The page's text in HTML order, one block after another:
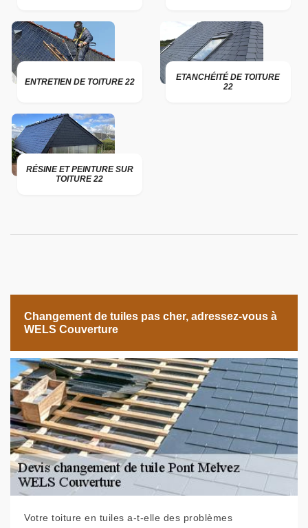
ENTRETIEN DE TOITURE 22
ETANCHÉITÉ DE TOITURE
22
RÉSINE ET PEINTURE SUR
TOITURE 22
Changement de tuiles pas cher, adressez-vous à
WELS Couverture
Votre toiture en tuiles a-t-elle des problèmes